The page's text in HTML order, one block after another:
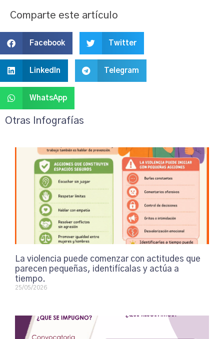
Comparte este artículo
Facebook Twitter
LinkedIn Telegram
WhatsApp
Otras Infografías
La violencia puede comenzar con actitudes que
parecen pequeñas, identifícalas y actúa a
tiempo.
25/05/2026